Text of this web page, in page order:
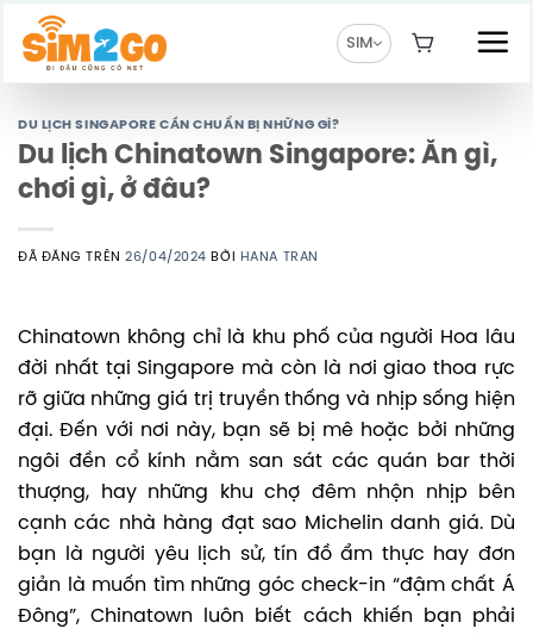
Chuyển
đến
SIM
DU LỊCH SINGAPORE CẦN CHUẨN BỊ NHỮNG GÌ?
Du lịch Chinatown Singapore: Ăn gì,
chơi gì, ở đâu?
ĐÃ ĐĂNG TRÊN26/04/2024 BỞI HANA TRAN
Chinatown không chỉ là khu phố của người Hoa lâu
đời nhất tại Singapore mà còn là nơi giao thoa rực
rỡ giữa những giá trị truyền thống và nhịp sống hiện
đại. Đến với nơi này, bạn sẽ bị mê hoặc bởi những
ngôi đền cổ kính nằm san sát các quán bar thời
thượng, hay những khu chợ đêm nhộn nhịp bên
cạnh các nhà hàng đạt sao Michelin danh giá. Dù
bạn là người yêu lịch sử, tín đồ ẩm thực hay đơn
giản là muốn tìm những góc check-in “đậm chất Á
Đông”, Chinatown luôn biết cách khiến bạn phải